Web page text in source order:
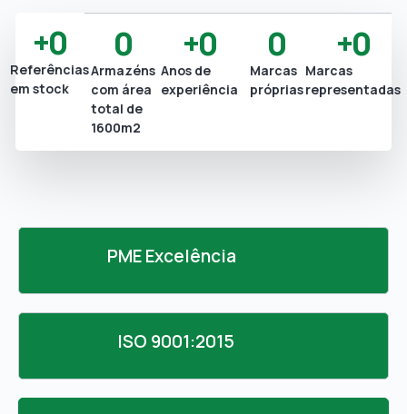
Referências
em stock
+0
Armazéns
com área
total de
1600m2
0
Anos de
experiência
+0
Marcas
próprias
0
Marcas
representadas
+0
ISO 9001:2015
PME Excelência